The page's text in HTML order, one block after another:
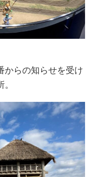
からの知らせを受け